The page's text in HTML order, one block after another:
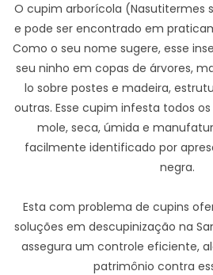
O cupim arborícola (Nasutitermes
e pode ser encontrado em
Como o seu nome sugere, esse
seu ninho em copas de árvores,
lo sobre postes e madeira,
outras. Esse cupim infesta todos
mole, seca, úmida e
facilmente identificado por
negra.
Esta com problema de cupins
soluções em descupinização na
assegura um controle eficiente,
patrimônio contra